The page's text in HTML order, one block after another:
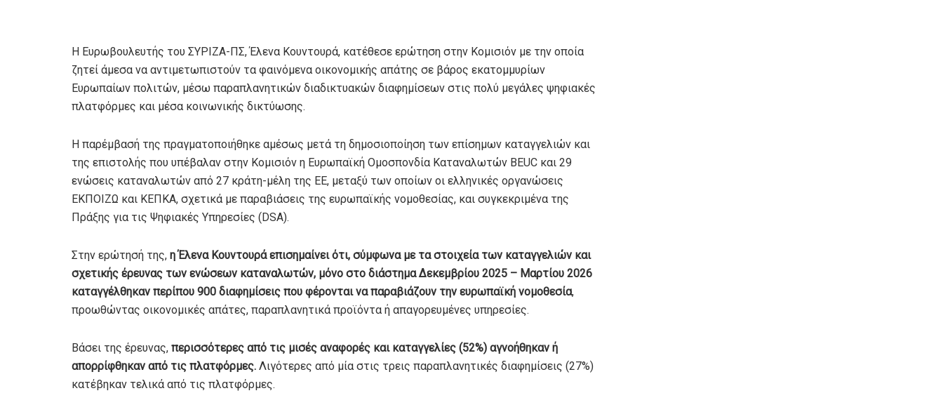
Η Ευρωβουλευτής του ΣΥΡΙΖΑ-ΠΣ, Έλενα Κουντουρά, κατέθεσε ερώτηση στην Κομισιόν με την οποία
ζητεί άμεσα να αντιμετωπιστούν τα φαινόμενα οικονομικής απάτης σε βάρος εκατομμυρίων
Ευρωπαίων πολιτών, μέσω παραπλανητικών διαδικτυακών διαφημίσεων στις πολύ μεγάλες ψηφιακές
πλατφόρμες και μέσα κοινωνικής δικτύωσης.
Η παρέμβασή της πραγματοποιήθηκε αμέσως μετά τη δημοσιοποίηση των επίσημων καταγγελιών και
της επιστολής που υπέβαλαν στην Κομισιόν η Ευρωπαϊκή Ομοσπονδία Καταναλωτών BEUC και 29
ενώσεις καταναλωτών από 27 κράτη-μέλη της ΕΕ, μεταξύ των οποίων οι ελληνικές οργανώσεις
ΕΚΠΟΙΖΩ και ΚΕΠΚΑ, σχετικά με παραβιάσεις της ευρωπαϊκής νομοθεσίας, και συγκεκριμένα της
Πράξης για τις Ψηφιακές Υπηρεσίες (DSA).
Στην ερώτησή της, η Έλενα Κουντουρά επισημαίνει ότι, σύμφωνα με τα στοιχεία των καταγγελιών και
σχετικής έρευνας των ενώσεων καταναλωτών, μόνο στο διάστημα Δεκεμβρίου 2025 – Μαρτίου 2026
καταγγέλθηκαν περίπου 900 διαφημίσεις που φέρονται να παραβιάζουν την ευρωπαϊκή νομοθεσία,
προωθώντας οικονομικές απάτες, παραπλανητικά προϊόντα ή απαγορευμένες υπηρεσίες.
Βάσει της έρευνας, περισσότερες από τις μισές αναφορές και καταγγελίες (52%) αγνοήθηκαν ή
απορρίφθηκαν από τις πλατφόρμες. Λιγότερες από μία στις τρεις παραπλανητικές διαφημίσεις (27%)
κατέβηκαν τελικά από τις πλατφόρμες.